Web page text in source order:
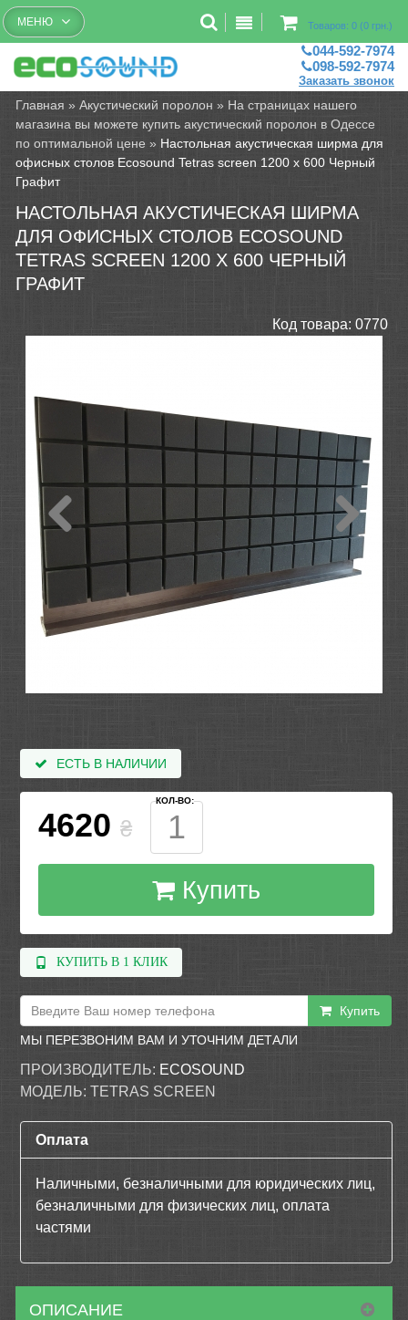
Бесплатный рассчет помещений
Товаров: 0 (0 грн.)
МЕНЮ
044-592-7974
098-592-7974
Заказать звонок
Главная »Акустический поролон » На страницах нашего
магазина вы можете купить акустический поролон в Одессе
по оптимальной цене » Настольная акустическая ширма для
офисных столов Ecosound Tetras screen 1200 х 600 Черный
Графит
НАСТОЛЬНАЯ АКУСТИЧЕСКАЯ ШИРМА
ДЛЯ ОФИСНЫХ СТОЛОВ ECOSOUND
TETRAS SCREEN 1200 Х 600 ЧЕРНЫЙ
ГРАФИТ
Код товара: 0770
ЕСТЬ В НАЛИЧИИ
4620 ₴
КОЛ-ВО:
Купить
КУПИТЬ В 1 КЛИК
Купить
МЫ ПЕРЕЗВОНИМ ВАМ И УТОЧНИМ ДЕТАЛИ
ПРОИЗВОДИТЕЛЬ: ECOSOUND
МОДЕЛЬ: TETRAS SCREEN
Оплата
Наличными, безналичными для юридических лиц,
безналичными для физических лиц, оплата
частями
ОПИСАНИЕ